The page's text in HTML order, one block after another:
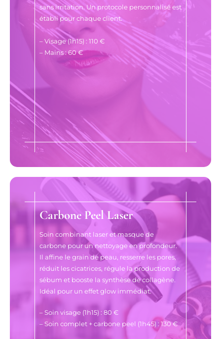
sans irritation. Un protocole personnalisé est
établi pour chaque client.
– Visage (1h15) : 110 €
– Mains : 60 €
Carbone Peel Laser
Soin combinant laser et masque de
carbone pour un nettoyage en profondeur.
Il affine le grain de peau, resserre les pores,
réduit les cicatrices, régule la production de
sébum et booste la synthèse de collagène.
Idéal pour un effet glow immédiat.
– Soin visage (1h15) : 80 €
– Soin complet + carbone peel (1h45) : 130 €